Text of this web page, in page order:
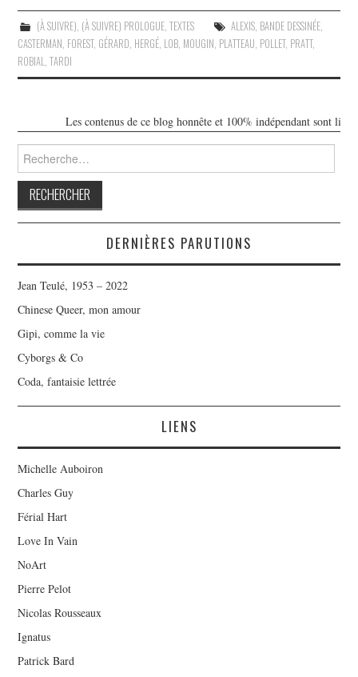
(À SUIVRE) (À SUIVRE) PROLOGUE, TEXTES ALEXIS, BANDE DESSINÉE,
CASTERMAN FOREST, GÉRARD HERGÉ LOB MOUGIN PLATTEAU POLLET, PRATT,
ROBIAL ,TARDI
Les contenus de ce blog honnête et 100% indépendant sont
DERNIÈRES PARUTIONS
Jean Teulé, 1953 – 2022
Chinese Queer, mon amour
Gipi, comme la vie
Cyborgs & Co
Coda, fantaisie lettrée
LIENS
Michelle Auboiron
Charles Guy
Férial Hart
Love In Vain
NoArt
Pierre Pelot
Nicolas Rousseaux
Ignatus
Patrick Bard